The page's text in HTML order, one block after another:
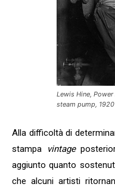
Lewis Hine, Power
steam pump, 1920
Alla difficoltà di
stampa
vintage
aggiunto quanto
che alcuni artisti